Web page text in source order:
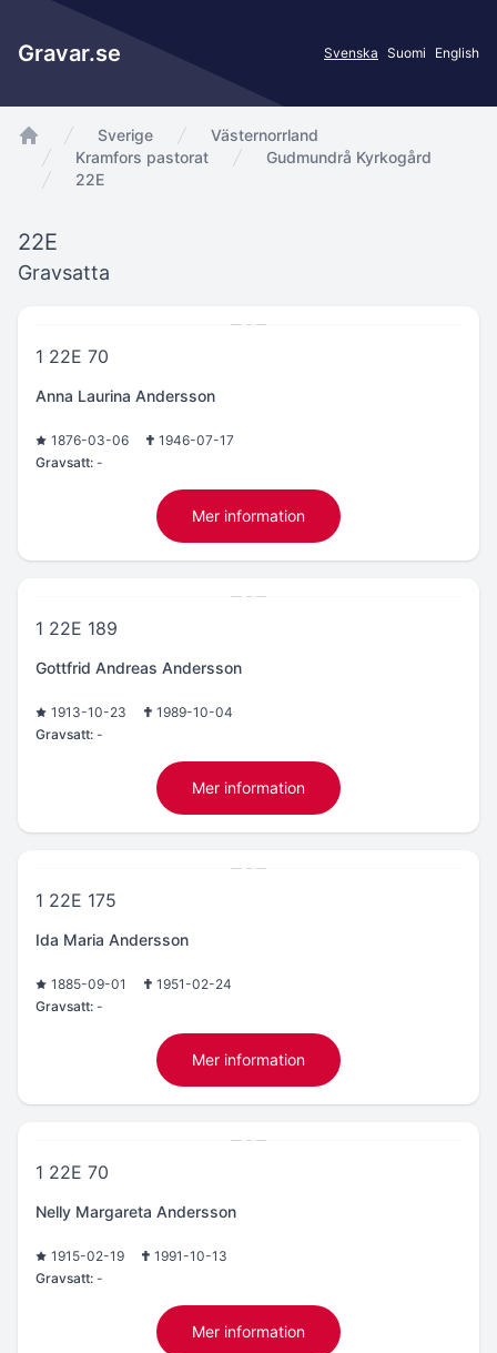
Gravar.se Svenska Suomi English
app.Start
Sverige
Västernorrland
Kramfors pastorat
Gudmundrå Kyrkogård
22E
22E
Gravsatta
1 22E 70
Anna Laurina Andersson
1876-03-06
1946-07-17
Gravsatt: -
Mer information
1 22E 189
Gottfrid Andreas Andersson
1913-10-23
1989-10-04
Gravsatt: -
Mer information
1 22E 175
Ida Maria Andersson
1885-09-01
1951-02-24
Gravsatt: -
Mer information
1 22E 70
Nelly Margareta Andersson
1915-02-19
1991-10-13
Gravsatt: -
Mer information